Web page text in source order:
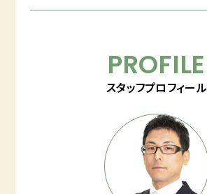
PROFILE
スタッフプロフィール